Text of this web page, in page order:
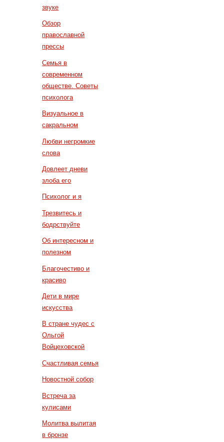
звуке
Обзор
православной
прессы
Семья в
современном
обществе. Советы
психолога
Визуальное в
сакральном
Любви негромкие
слова
Довлеет дневи
злоба его
Психолог и я
Трезвитесь и
бодрствуйте
Об интересном и
полезном
Благочестиво и
красиво
Дети в мире
искусства
В стране чудес с
Ольгой
Войцеховской
Счастливая семья
Новостной собор
Встреча за
кулисами
Молитва вылитая
в бронзе